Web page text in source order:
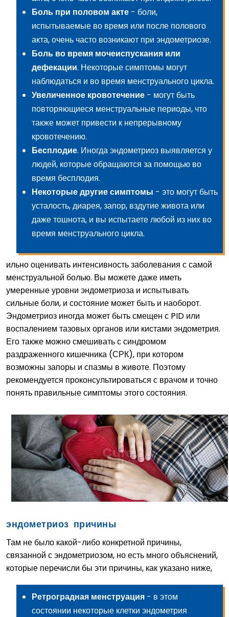
Боль при половом акте - боли,
испытываемые во время или после полового
акта, очень часто возникают при эндометриозе.
Боль во время мочеиспускания или
дефекации. Некоторые симптомы могут
наблюдаться и во время менструального цикла.
Увеличенное кровотечение - могут быть
повторяющиеся менструальные периоды, что
также может привести к непрерывному
кровотечению.
Бесплодие. Иногда эндометриоз выявляется у
людей, которые обращаются за помощью во
время бесплодия.
Некоторые другие симптомы - это могут быть
усталость, диарея, запор, вздутие живота или
даже тошнота, и вы испытаете любой из них во
время менструального цикла.
ильно оценивать интенсивность заболевания с самой
менструальной болью. Вы можете даже иметь
умеренные уровни эндометриоза и испытывать
сильные боли, и состояние может быть и наоборот.
Эндометриоз иногда может быть смещен с PID или
воспалением тазовых органов или кистами эндометрия.
Его также можно смешивать с синдромом
раздраженного кишечника (СРК), при котором
возможны запоры и спазмы в животе. Поэтому
рекомендуется проконсультироваться с врачом и точно
понять правильные симптомы этого состояния.
эндометриоз причины
Там не было какой-либо конкретной причины,
связанной с эндометриозом, но есть много объяснений,
которые перечисли бы эти причины, как указано ниже,
Ретроградная менструация - в этом
состоянии некоторые клетки эндометрия